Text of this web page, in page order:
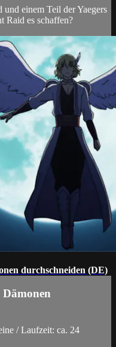
einem Teil der Yaegers
Raid es schaffen?
durchschneiden (DE)
/ Laufzeit: ca. 24